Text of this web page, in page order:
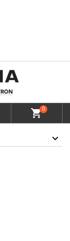
shopping_cart0